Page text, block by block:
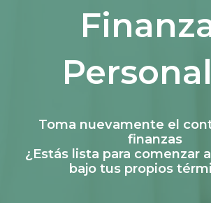
Toma nuevamente el
finanzas
¿Estás lista para comenzar
bajo tus propios